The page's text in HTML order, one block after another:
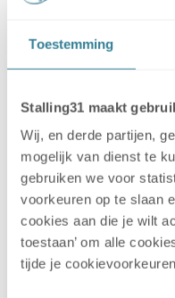
Toestemming
Stalling31 maakt
Wij, en derde partijen,
mogelijk van dienst te
gebruiken we voor
voorkeuren op te slaan
cookies aan die je wilt
toestaan’ om alle
tijde je
keurig klaar
Ondanks dat wij
stalling boven
Super stalling.